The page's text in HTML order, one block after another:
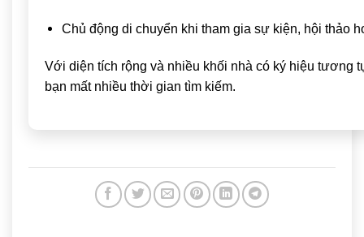
Chủ động di chuyển khi tham gia sự kiện, hội thảo
Với diện tích rộng và nhiều khối nhà có ký hiệu tương
bạn mất nhiều thời gian tìm kiếm.